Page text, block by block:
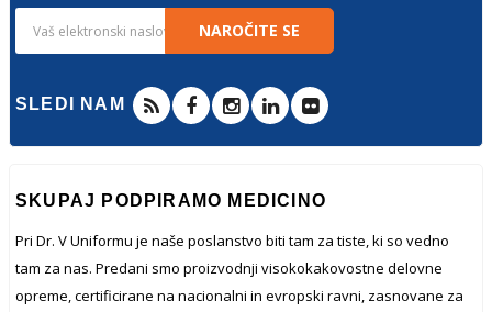
NAROČITE SE
SLEDI NAM
SKUPAJ PODPIRAMO MEDICINO
Pri Dr. V Uniformu je naše poslanstvo biti tam za tiste, ki so vedno
tam za nas. Predani smo proizvodnji visokokakovostne delovne
opreme, certificirane na nacionalni in evropski ravni, zasnovane za